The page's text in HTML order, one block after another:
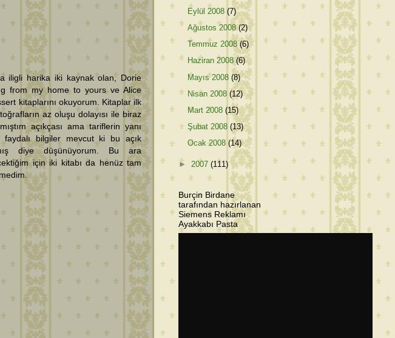
iligli harika iki kaynak olan, Dorie
from my home to yours ve Alice
kitaplarını okuyorum. Kitaplar ilk
az oluşu dolayısı ile biraz
açıkçası ama tariflerin yanı
bilgiler mevcut ki bu açık
diye düşünüyorum. Bu ara
çektiğim için iki kitabı da henüz tam
Eylül 2008(7)
Ağustos 2008(2)
Temmuz 2008(6)
Haziran 2008(6)
Mayıs 2008(8)
Nisan 2008(12)
Mart 2008(15)
Şubat 2008(13)
Ocak 2008(14)
► 2007 (111)
Burçin Birdane
tarafından hazırlanan
Siemens Reklamı
Ayakkabı Pasta